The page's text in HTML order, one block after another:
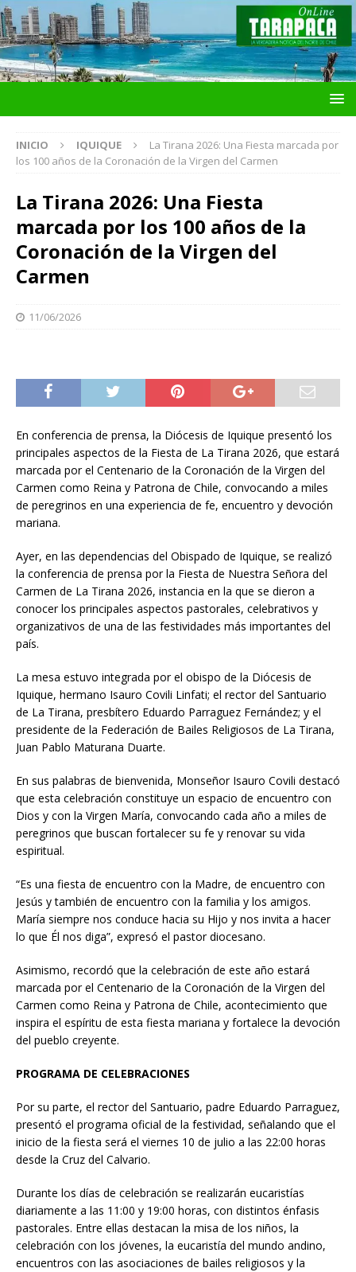
INICIO IQUIQUE
La Tirana 2026: Una Fiesta marcada por
los 100 años de la Coronación de la Virgen del Carmen
La Tirana 2026: Una Fiesta
marcada por los 100 años de la
Coronación de la Virgen del
Carmen
11/06/2026
En conferencia de prensa, la Diócesis de Iquique presentó los
principales aspectos de la Fiesta de La Tirana 2026, que estará
marcada por el Centenario de la Coronación de la Virgen del
Carmen como Reina y Patrona de Chile, convocando a miles
de peregrinos en una experiencia de fe, encuentro y devoción
mariana.
Ayer, en las dependencias del Obispado de Iquique, se realizó
la conferencia de prensa por la Fiesta de Nuestra Señora del
Carmen de La Tirana 2026, instancia en la que se dieron a
conocer los principales aspectos pastorales, celebrativos y
organizativos de una de las festividades más importantes del
país.
La mesa estuvo integrada por el obispo de la Diócesis de
Iquique, hermano Isauro Covili Linfati; el rector del Santuario
de La Tirana, presbítero Eduardo Parraguez Fernández; y el
presidente de la Federación de Bailes Religiosos de La Tirana,
Juan Pablo Maturana Duarte.
En sus palabras de bienvenida, Monseñor Isauro Covili destacó
que esta celebración constituye un espacio de encuentro con
Dios y con la Virgen María, convocando cada año a miles de
peregrinos que buscan fortalecer su fe y renovar su vida
espiritual.
“Es una fiesta de encuentro con la Madre, de encuentro con
Jesús y también de encuentro con la familia y los amigos.
María siempre nos conduce hacia su Hijo y nos invita a hacer
lo que Él nos diga”, expresó el pastor diocesano.
Asimismo, recordó que la celebración de este año estará
marcada por el Centenario de la Coronación de la Virgen del
Carmen como Reina y Patrona de Chile, acontecimiento que
inspira el espíritu de esta fiesta mariana y fortalece la devoción
del pueblo creyente.
PROGRAMA DE CELEBRACIONES
Por su parte, el rector del Santuario, padre Eduardo Parraguez,
presentó el programa oficial de la festividad, señalando que el
inicio de la fiesta será el viernes 10 de julio a las 22:00 horas
desde la Cruz del Calvario.
Durante los días de celebración se realizarán eucaristías
diariamente a las 11:00 y 19:00 horas, con distintos énfasis
pastorales. Entre ellas destacan la misa de los niños, la
celebración con los jóvenes, la eucaristía del mundo andino,
encuentros con las asociaciones de bailes religiosos y la